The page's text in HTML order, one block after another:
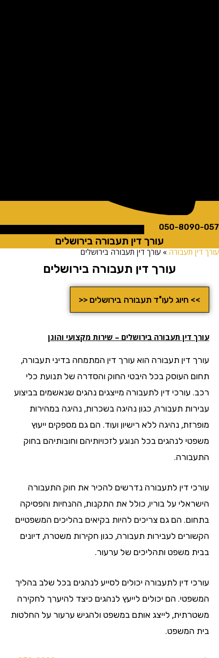
050-
עורך דין תעבורה בירושלים
תעבורה»עורך דין תעבורה בירושלים
עורך דין תעבורה בירושלים
>> חיוג לעו"ד תעבורה בירושלים <<
דין תעבורה בירושלים – שירות מקצועי והוגן
דין תעבורה הוא עורך דין המתמחה בדיני תעבורה,
העוסק בכל היבטי החוק והסדרה של תנועת כלי
עורכי דין לתעבורה מייצגים נהגים שנאשמים בביצוע
תעבורה, כגון נהיגה בשכרות, נהיגה במהירות
נהיגה ללא רישיון ועוד. הם גם מספקים ייעוץ
לנהגים בכל הנוגע לזכויותיהם וחובותיהם בחוק
דין לתעבורה נדרשים להכיר את חוק התעבורה
על בוריו, כולל את התקנות, ההנחיות והפסיקה
הם גם צריכים להיות בקיאים בהליכים המשפטיים
לעבירות תעבורה, כגון חקירות משטרה, דיונים
משפט ותהליכים של ערעור.
דין לתעבורה יכולים לסייע לנהגים בכל שלב בהליך
הם יכולים לייעץ לנהגים כיצד להיערך לחקירה
לייצג אותם במשפט ולהגיש ערעור על החלטות
המשפט.